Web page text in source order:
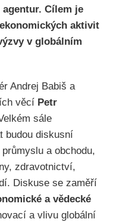
Cílem je
aktivit
v globálním
Andrej Babiš a
věcí Petr
sále
budou diskusní
a obchodu,
zdravotnictví,
Diskuse se zaměří
a vědecké
a vlivu globální